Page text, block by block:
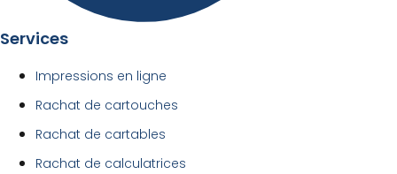
Services
Impressions en ligne
Rachat de cartouches
Rachat de cartables
Rachat de calculatrices